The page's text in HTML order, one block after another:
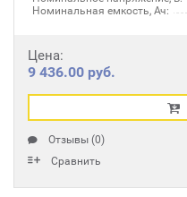
Номинальная емкость, Ач:
Цена:
9 436.00 руб.
Отзывы (0)
Сравнить